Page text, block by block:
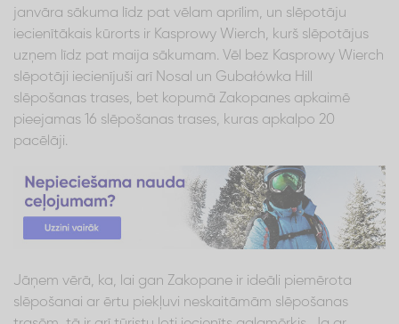
janvāra sākuma līdz pat vēlam aprīlim, un slēpotāju
iecienītākais kūrorts ir Kasprowy Wierch, kurš slēpotājus
uzņem līdz pat maija sākumam. Vēl bez Kasprowy Wierch
slēpotāji iecienījuši arī Nosal un Gubałówka Hill
slēpošanas trases, bet kopumā Zakopanes apkaimē
pieejamas 16 slēpošanas trases, kuras apkalpo 20
pacēlāji.
Jāņem vērā, ka, lai gan Zakopane ir ideāli piemērota
slēpošanai ar ērtu piekļuvi neskaitāmām slēpošanas